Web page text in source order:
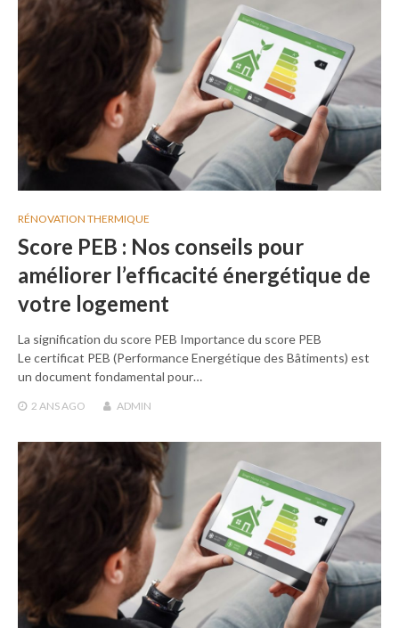
RÉNOVATION THERMIQUE
Score PEB : Nos conseils pour
améliorer l’efficacité énergétique de
votre logement
La signification du score PEB Importance du score PEB
Le certificat PEB (Performance Energétique des Bâtiments) est
un document fondamental pour…
2 ANS AGO ADMIN